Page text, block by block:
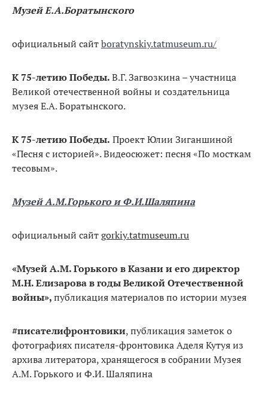
Музей Е.А.Боратынского
официальный сайтboratynskiy.tatmuseum.ru/
К 75-летию Победы.В.Г. Загвозкина – участница
Великой отечественной войны и создательница
музея Е.А. Боратынского.
К 75-летию Победы. Проект Юлии Зиганшиной
«Песня с историей». Видеосюжет: песня «По мосткам
тесовым».
Музей А.М.Горького и Ф.И.Шаляпина
официальный сайтgorkiy.tatmuseum.ru
«Музей А.М. Горького в Казани и его директор
М.Н. Елизарова в годы Великой Отечественной
войны»,публикация материалов по истории музея
#писателифронтовики, публикация заметок о
фотографиях писателя-фронтовика Аделя Кутуя из
архива литератора, хранящегося в собрании Музея
А.М. Горького и Ф.И. Шаляпина